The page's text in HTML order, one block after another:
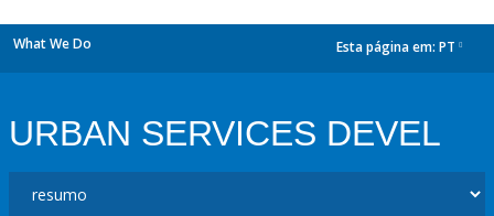
What We Do Esta página em: PT
URBAN SERVICES DEVEL